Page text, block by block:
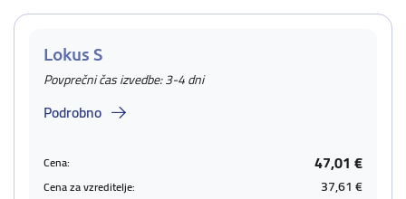
Lokus S
Povprečni čas izvedbe: 3-4 dni
Podrobno
Cena: 47,01 €
Cena za vzreditelje: 37,61 €